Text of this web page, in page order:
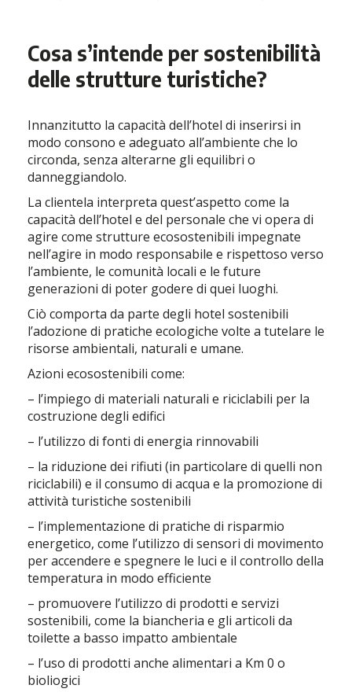
Cosa s’intende per sostenibilità
delle strutture turistiche?
Innanzitutto la capacità dell’hotel di inserirsi in
modo consono e adeguato all’ambiente che lo
circonda, senza alterarne gli equilibri o
danneggiandolo.
La clientela interpreta quest’aspetto come la
capacità dell’hotel e del personale che vi opera di
agire come strutture ecosostenibili impegnate
nell’agire in modo responsabile e rispettoso verso
l’ambiente, le comunità locali e le future
generazioni di poter godere di quei luoghi.
Ciò comporta da parte degli hotel sostenibili
l’adozione di pratiche ecologiche volte a tutelare le
risorse ambientali, naturali e umane.
Azioni ecosostenibili come:
– l’impiego di materiali naturali e riciclabili per la
costruzione degli edifici
– l’utilizzo di fonti di energia rinnovabili
– la riduzione dei rifiuti (in particolare di quelli non
riciclabili) e il consumo di acqua e la promozione di
attività turistiche sostenibili
– l’implementazione di pratiche di risparmio
energetico, come l’utilizzo di sensori di movimento
per accendere e spegnere le luci e il controllo della
temperatura in modo efficiente
– promuovere l’utilizzo di prodotti e servizi
sostenibili, come la biancheria e gli articoli da
toilette a basso impatto ambientale
– l’uso di prodotti anche alimentari a Km 0 o
bioliogici